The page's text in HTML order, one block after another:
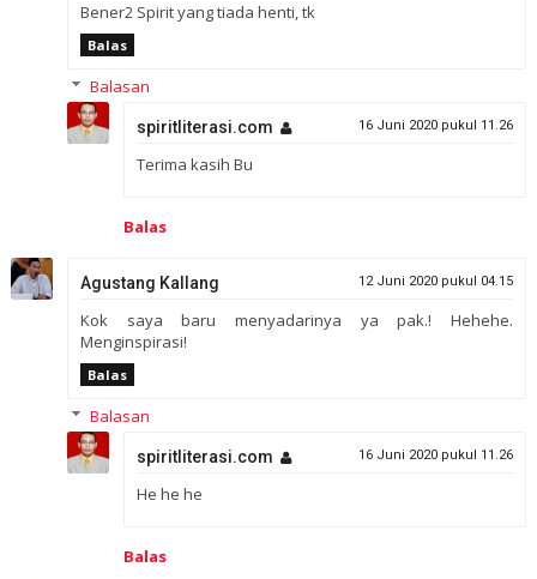
Bener2 Spirit yang tiada henti, tk
Balas
Balasan
spiritliterasi.com 16 Juni 2020 pukul 11.26
Terima kasih Bu
Balas
Agustang Kallang 12 Juni 2020 pukul 04.15
Kok saya baru menyadarinya ya pak.! Hehehe.
Menginspirasi!
Balas
Balasan
spiritliterasi.com 16 Juni 2020 pukul 11.26
He he he
Balas